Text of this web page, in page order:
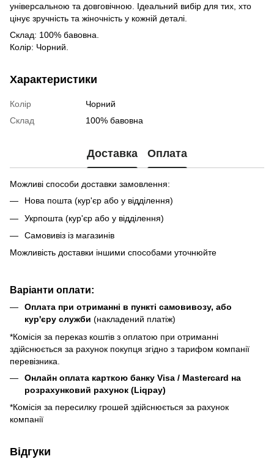
універсальною та довговічною. Ідеальний вибір для тих, хто
цінує зручність та жіночність у кожній деталі.
Склад: 100% бавовна.
Колір: Чорний.
Характеристики
Колір
Чорний
Склад
100% бавовна
Доставка Оплата
Можливі способи доставки замовлення:
Нова пошта (кур'єр або у відділення)
Укрпошта (кур'єр або у відділення)
Самовивіз із магазинів
Можливість доставки іншими способами уточнюйте
Варіанти оплати:
Оплата при отриманні в пункті самовивозу, або
кур'єру служби (накладений платіж)
*Комісія за переказ коштів з оплатою при отриманні
здійснюється за рахунок покупця згідно з тарифом компанії
перевізника.
Онлайн оплата карткою банку Visa / Mastercard на
розрахунковий рахунок (Liqpay)
*Комісія за пересилку грошей здійснюється за рахунок
компанії
Відгуки